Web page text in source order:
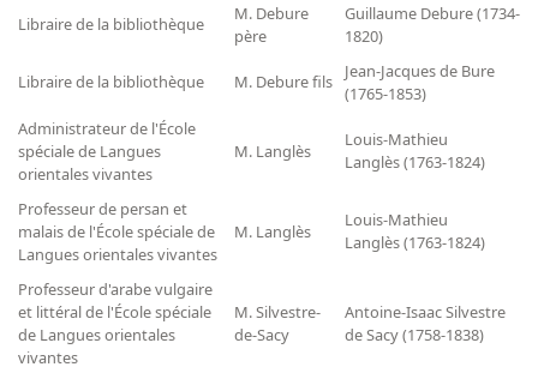
Libraire de la bibliothèque
M. Debure
père
Guillaume Debure (1734-
1820)
Libraire de la bibliothèque M. Debure fils
Jean-Jacques de Bure
(1765-1853)
Administrateur de l'École
spéciale de Langues
orientales vivantes
M. Langlès
Louis-Mathieu
Langlès (1763-1824)
Professeur de persan et
malais de l'École spéciale de
Langues orientales vivantes
M. Langlès
Louis-Mathieu
Langlès (1763-1824)
Professeur d'arabe vulgaire
et littéral de l'École spéciale
de Langues orientales
vivantes
M. Silvestre-
de-Sacy
Antoine-Isaac Silvestre
de Sacy (1758-1838)